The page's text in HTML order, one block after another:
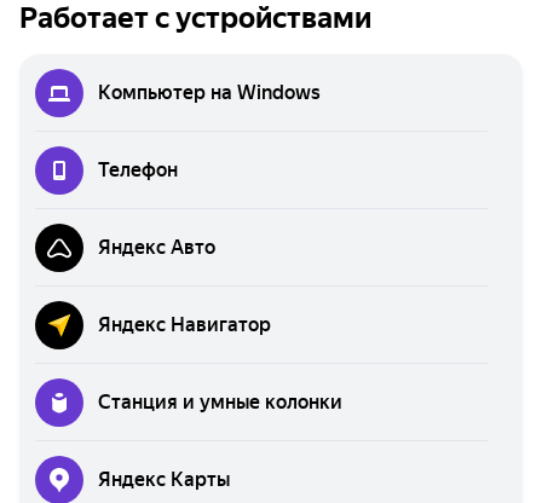
Работает с устройствами
Компьютер на Windows
Телефон
Яндекс Авто
Яндекс Навигатор
Станция и умные колонки
Яндекс Карты